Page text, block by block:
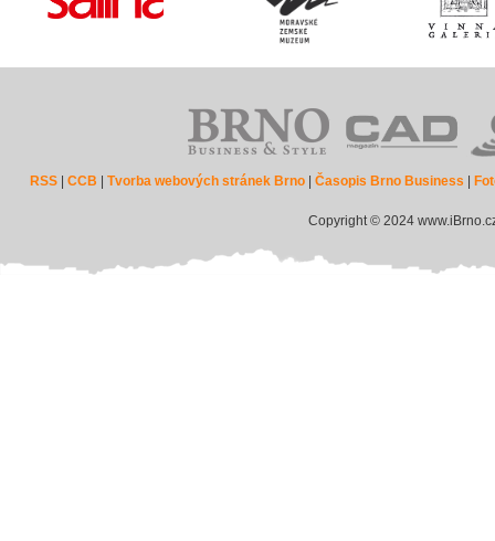
RSS |CCB |Tvorba webových stránek Brno |Časopis Brno Business
Copyright © 2024